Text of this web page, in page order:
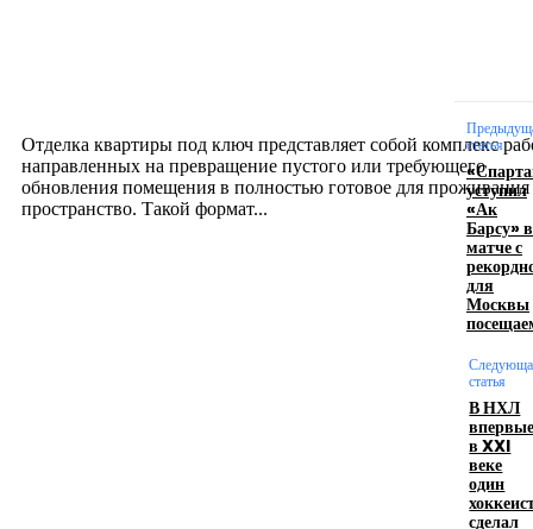
Отделка квартиры под ключ представляет собой комплекс
направленных на превращение пустого или требующего
обновления помещения в полностью готовое для проживания
пространство. Такой формат...
логотипом: эффективный инструмент бренда
Девушка в бокале: легендарный номер бурлеска
статья
уступил
«Ак
Барсу» в
матче с
для
Москвы
статья
В НХЛ
в XXI
веке
один
сделал